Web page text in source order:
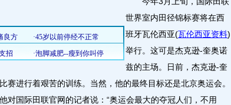
世界室内田径锦标赛将在西
班牙瓦伦西亚(瓦伦西亚资料)
举行。这可是杰克逊-奎奥诺
兹的主场。日前，杰克逊-奎
赛进行着艰苦的训练。当然，他的最终目标还是北京奥运会。
对国际田联官网的记者说：“奥运会最大的夺冠人们，不用